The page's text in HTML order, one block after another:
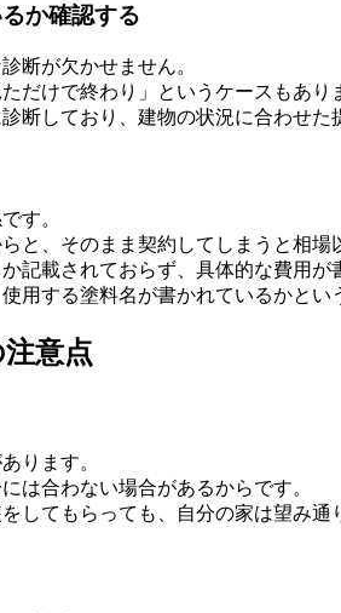
か確認する
断が欠かせません。
だけで終わり」というケースもあり
断しており、建物の状況に合わせた
す。
と、そのまま契約してしまうと相場
記載されておらず、具体的な費用が
用する塗料名が書かれているかとい
意点
ります。
は合わない場合があるからです。
してもらっても、自分の家は望み